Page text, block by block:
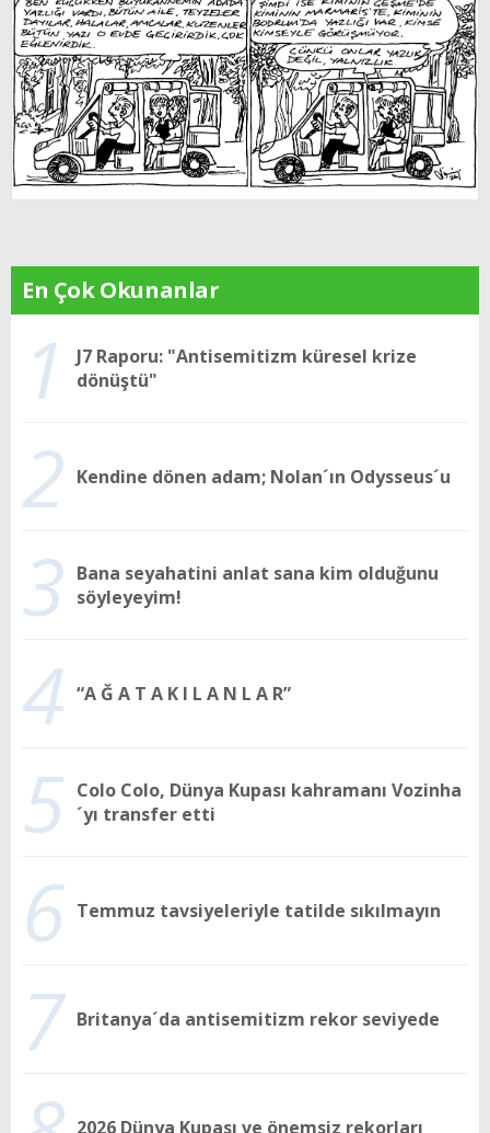
En Çok Okunanlar
1
J7 Raporu: "Antisemitizm küresel krize
dönüştü"
2 Kendine dönen adam; Nolan´ın Odysseus´u
3 Bana seyahatini anlat sana kim olduğunu
söyleyeyim!
4 “A Ğ A T A K I L A N L A R”
5 Colo Colo, Dünya Kupası kahramanı Vozinha
´yı transfer etti
6 Temmuz tavsiyeleriyle tatilde sıkılmayın
7 Britanya´da antisemitizm rekor seviyede
2026 Dünya Kupası ve önemsiz rekorları